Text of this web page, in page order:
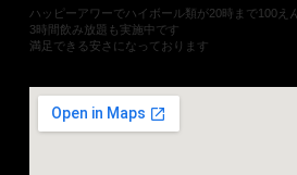
ハッピーアワーでハイボール類が20時まで100え
3時間飲み放題も実施中です
満足できる安さになっております